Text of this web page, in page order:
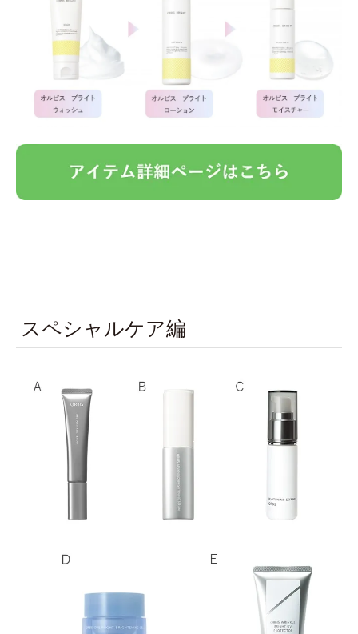
スペシャルケア編